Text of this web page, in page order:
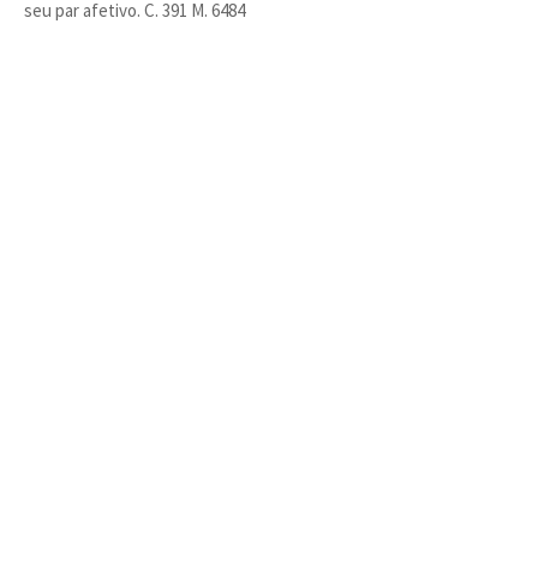
seu par afetivo. C. 391 M. 6484